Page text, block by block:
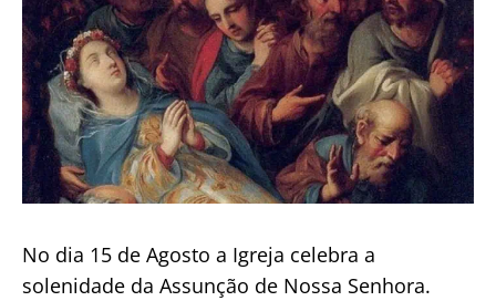
No dia 15 de Agosto a Igreja celebra a
solenidade da Assunção de Nossa Senhora.